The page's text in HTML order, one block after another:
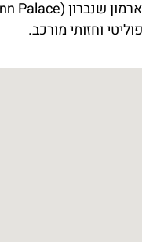
פוליטי וחזותי מורכב.